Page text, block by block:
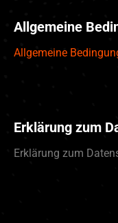
Allgemeine
Allgemeine
Erklärung zum
Erklärung zum